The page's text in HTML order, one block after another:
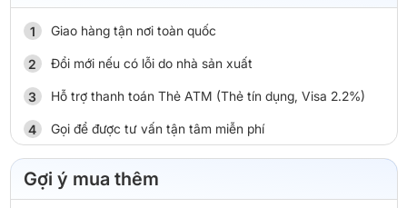
Giao hàng tận nơi toàn quốc
Đổi mới nếu có lỗi do nhà sản xuất
Hỗ trợ thanh toán Thẻ ATM (Thẻ tín dụng, Visa 2.2%)
Gọi để được tư vấn tận tâm miễn phí
Gợi ý mua thêm